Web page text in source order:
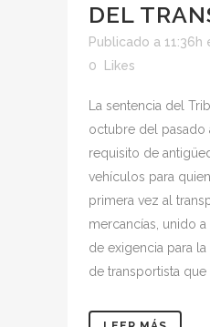
DEL
Publicado a 11:36h
0
Likes
La sentencia del
octubre del pasado
requisito de
vehículos para
primera vez al
mercancías, unido a
de exigencia para
de transportista que